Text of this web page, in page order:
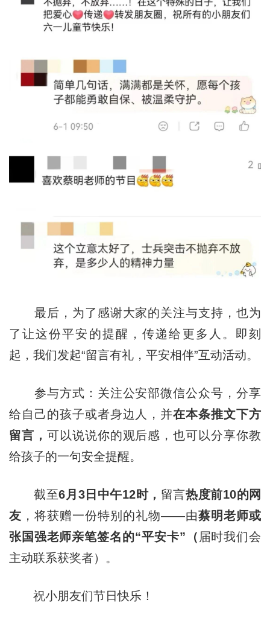
最后，为了感谢大家的关注与支持，也为
了让这份平安的提醒，传递给更多人。即刻
起，我们发起“留言有礼，平安相伴”互动活动。
参与方式：关注公安部微信公众号，分享
给自己的孩子或者身边人，并在本条推文下方
留言 ， 可以说说你的观后感，也可以分享你教
给孩子的一句安全提醒。
截至6月3日中午12时， 留言热度前10的 网
友 ，将获赠一份特别的礼物——由蔡明老师或
张国强老师亲笔签名的“平安卡”（ 届时我们会
主动联系获奖者）。
祝小朋友们节日快乐！